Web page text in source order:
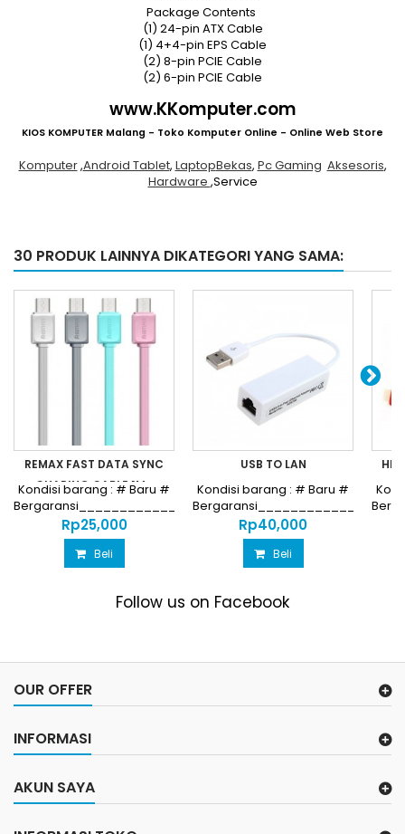
Package Contents
(1) 24-pin ATX Cable
(1) 4+4-pin EPS Cable
(2) 8-pin PCIE Cable
(2) 6-pin PCIE Cable
www.KKomputer.com
KIOS KOMPUTER Malang - Toko Komputer Online - Online Web Store
Komputer,Android Tablet, LaptopBekas, Pc Gaming Aksesoris,
Hardware ,Service
30 PRODUK LAINNYA DIKATEGORI YANG SAMA:
REMAX FAST DATA SYNC
CHARING CABLE 1M...
Kondisi barang : # Baru #
Bergaransi________________________________
Harga...
Rp‎25,000
Beli
USB TO LAN
Kondisi barang : # Baru #
Harga...
Rp‎40,000
Beli
Follow us on Facebook
OUR OFFER
INFORMASI
AKUN SAYA